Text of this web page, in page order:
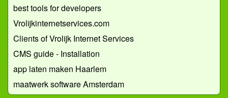
best tools for developers
Vrolijkinternetservices.com
Clients of Vrolijk Internet Services
CMS guide - Installation
app laten maken Haarlem
maatwerk software Amsterdam